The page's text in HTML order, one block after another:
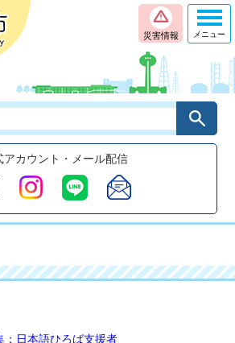
災害情報
アカウント・メール配信
メニュー
：日本語ひろば支援者